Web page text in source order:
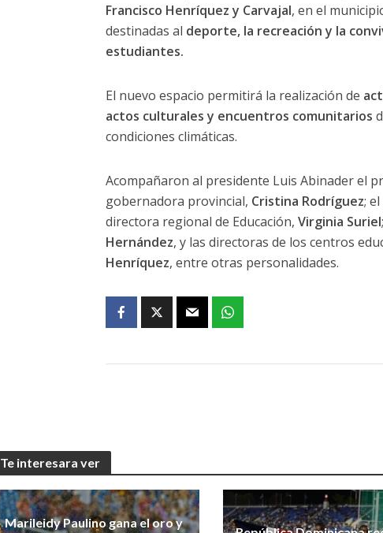
Francisco Henríquez y Carvajal, en el
destinadas al deporte, la recreación y la
estudiantes.
El nuevo espacio permitirá la realización de
actos culturales y encuentros comunitarios
condiciones climáticas.
Acompañaron al presidente Luis Abinader el
gobernadora provincial, Cristina Rodríguez;
directora regional de Educación,Virginia Suriel
Hernández, y las directoras de los centros
Henríquez, entre otras personalidades.
Te interesara ver
Marileidy Paulino gana el oro y